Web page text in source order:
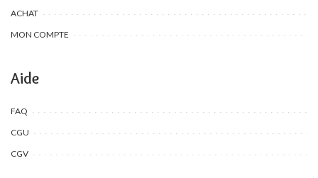
ACHAT
MON COMPTE
Aide
FAQ
CGU
CGV